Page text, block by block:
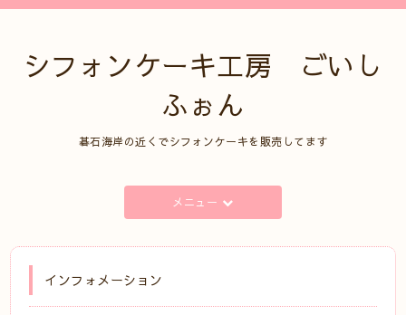
シフォンケーキ工房 ごいし
ふぉん
碁石海岸の近くでシフォンケーキを販売してます
メニュー
インフォメーション